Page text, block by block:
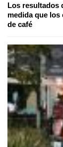
Los resultados
medida que
de café